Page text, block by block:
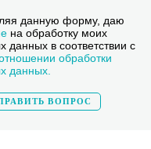
данную форму, даю
на обработку моих
данных в соответствии с
обработки
данных.